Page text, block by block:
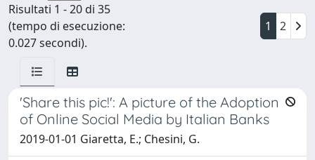
Risultati 1 - 20 di 35
(tempo di esecuzione:
0.027 secondi).
1 2
'Share this pic!': A picture of the Adoption
of Online Social Media by Italian Banks
2019-01-01 Giaretta, E.; Chesini, G.